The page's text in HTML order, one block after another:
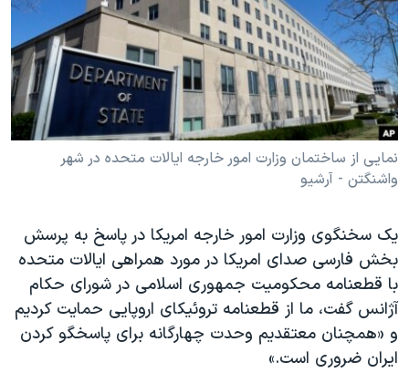
فرهنگ و زندگی
حقوق شهروندی
اقتصادی
علم و فناوری
گالری عکس
مستندها
انتخابات ریاست جمهوری آمریکا ۲۰۲۴
حمله جمهوری اسلامی به اسرائیل
رمز مهسا
اعتراضات زن، زندگی، آزادی
تریبونال مردمی آبان ۹۸
دادگاه حمید نوری
چهل سال گروگان‌گیری
قانون شفافیت دارائی کادر رهبری ایران
دنبال کنید
زبانهای مختلف
نمایی از ساختمان وزارت امور خارجه ایالات متحده در شهر
واشنگتن - آرشیو
یک سخنگوی وزارت امور خارجه امریکا در پاسخ به پرسش
بخش فارسی صدای امریکا در مورد همراهی ایالات متحده
با قطعنامه محکومیت جمهوری اسلامی در شورای حکام
آژانس گفت، ما از قطعنامه تروئیکای اروپایی حمایت کردیم
و «همچنان معتقدیم وحدت چهارگانه برای پاسخگو کردن
ایران ضروری است.»